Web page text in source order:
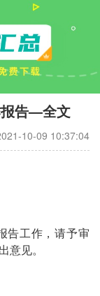
报告—全文
10-09 10:37:04
工作，请予审
见。